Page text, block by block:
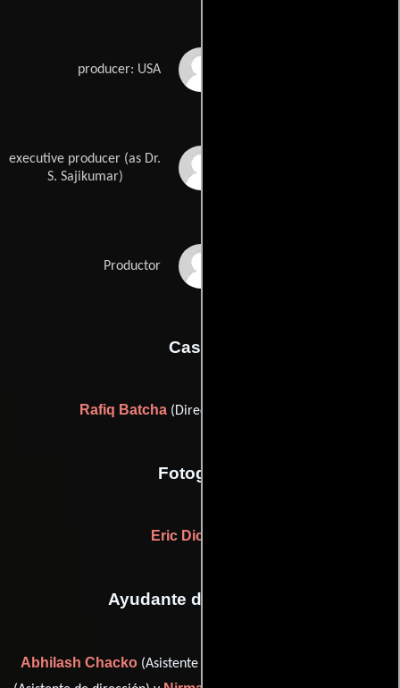
producer: USA
executive producer (as Dr.
S. Sajikumar)
Productor
Casting
Rafiq Batcha(Director de casting local)
Fotografia
Eric Dickinson
Ayudante de dirección
Abhilash Chacko(Asistente de dirección),